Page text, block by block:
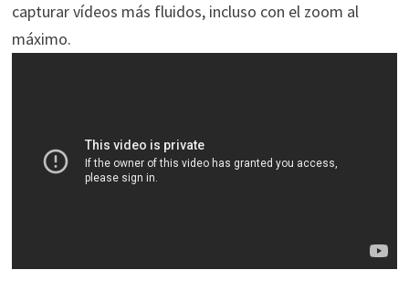
capturar vídeos más fluidos, incluso con el zoom al
máximo.